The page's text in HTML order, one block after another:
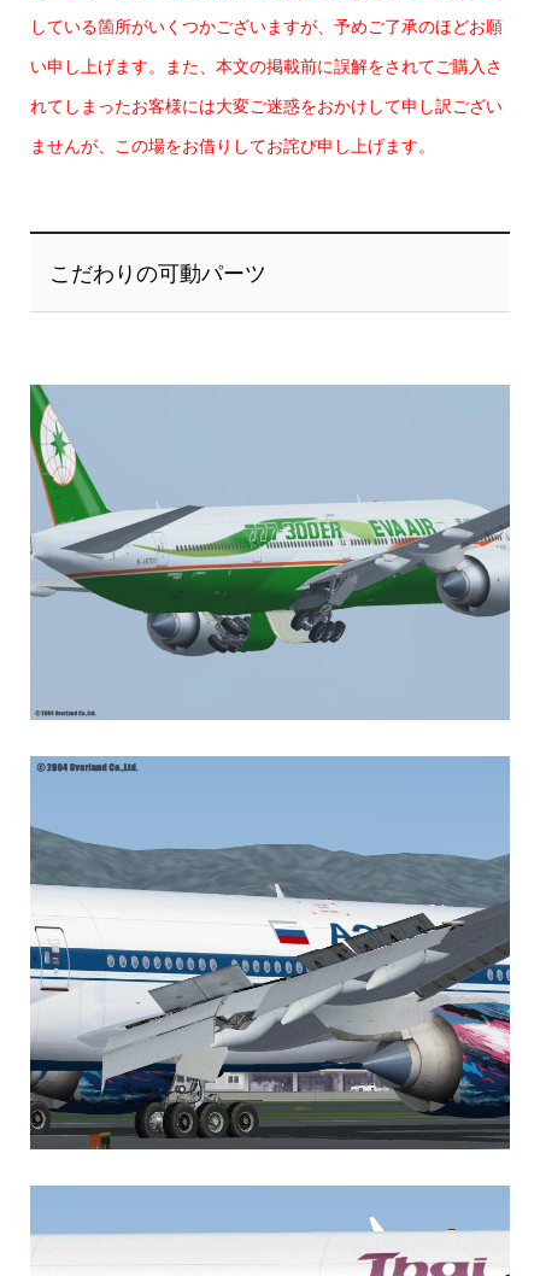
している箇所がいくつかございますが、予めご了承のほどお願
い申し上げます。また、本文の掲載前に誤解をされてご購入さ
れてしまったお客様には大変ご迷惑をおかけして申し訳ござい
ませんが、この場をお借りしてお詫び申し上げます。
こだわりの可動パーツ